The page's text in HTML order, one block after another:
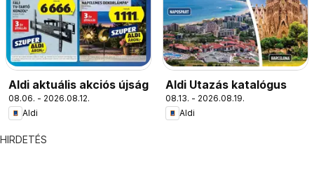
Aldi aktuális akciós újság
08.06. - 2026.08.12.
Aldi
Aldi Utazás katalógus
08.13. - 2026.08.19.
Aldi
HIRDETÉS